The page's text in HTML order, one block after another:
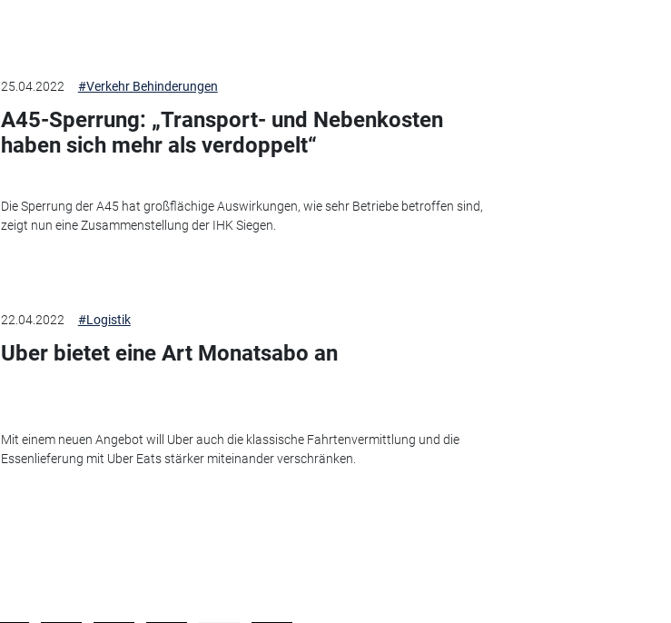
25.04.2022 #Verkehr Behinderungen
A45-Sperrung: „Transport- und Nebenkosten
haben sich mehr als verdoppelt“
Die Sperrung der A45 hat großflächige Auswirkungen, wie sehr Betriebe betroffen sind,
zeigt nun eine Zusammenstellung der IHK Siegen.
22.04.2022 #Logistik
Uber bietet eine Art Monatsabo an
Mit einem neuen Angebot will Uber auch die klassische Fahrtenvermittlung und die
Essenlieferung mit Uber Eats stärker miteinander verschränken.